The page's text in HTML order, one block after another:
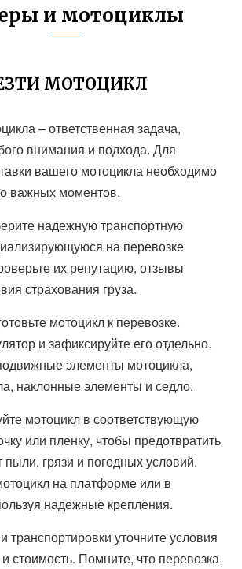
и мотоциклы
МОТОЦИКЛ
– ответственная задача,
внимания и подхода. Для
вашего мотоцикла необходимо
важных моментов.
надежную транспортную
на перевозке
их репутацию, отзывы
страхования груза.
мотоцикл к перевозке.
и зафиксируйте его отдельно.
элементы мотоцикла,
наклонные элементы и седло.
мотоцикл в соответствующую
или пленку, чтобы предотвратить
грязи и погодных условий.
на платформе или в
надежные крепления.
транспортировки уточните условия
стоимость. Помните, что перевозка